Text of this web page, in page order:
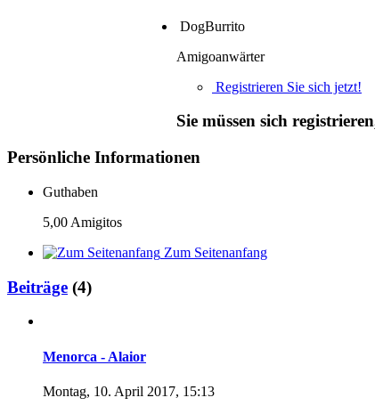
DogBurrito
Amigoanwärter
Registrieren Sie sich jetzt!
Sie müssen sich
Persönliche Informationen
Guthaben
5,00 Amigitos
Zum Seitenanfang
Beiträge (4)
Menorca - Alaior
Montag, 10. April 2017, 15:13